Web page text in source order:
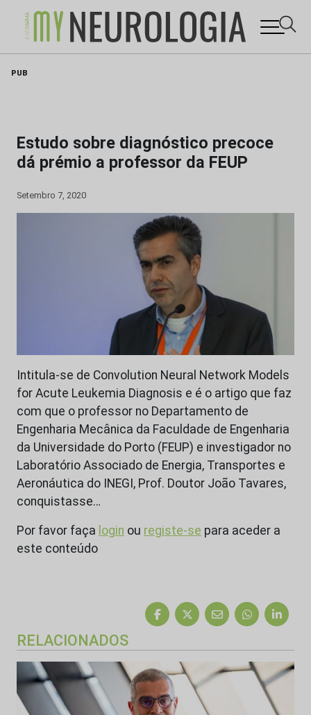
PUB
Estudo sobre diagnóstico precoce
dá prémio a professor da FEUP
Setembro 7, 2020
Intitula-se de Convolution Neural Network Models
for Acute Leukemia Diagnosis e é o artigo que faz
com que o professor no Departamento de
Engenharia Mecânica da Faculdade de Engenharia
da Universidade do Porto (FEUP) e investigador no
Laboratório Associado de Energia, Transportes e
Aeronáutica do INEGI, Prof. Doutor João Tavares,
conquistasse…
Por favor faça login ou registe-se para aceder a
este conteúdo
RELACIONADOS